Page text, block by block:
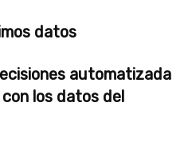
datos
automatizada
los datos del